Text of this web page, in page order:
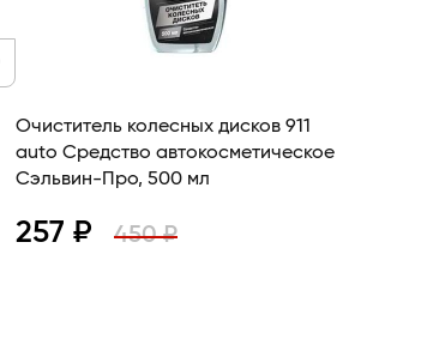
Очиститель колесных дисков 911
autо Средство автокосметическое
Сэльвин-Про, 500 мл
257 ₽ 450 ₽